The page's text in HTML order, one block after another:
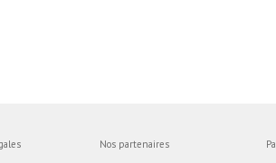
Nos partenaires